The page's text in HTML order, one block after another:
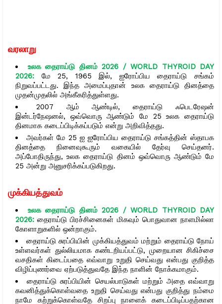
வரலாறு
உலக தைராய்டு தினம் 2026 / WORLD THYROID DAY
2026: மே 25, 1965 இல், ஐரோப்பிய தைராய்டு சங்கம்
நிறுவப்பட்டது. இந்த அமைப்புதான் உலக தைராய்டு தினத்தை
முதன்முதலில் அங்கீகரித்துள்ளது.
2007 ஆம் ஆண்டில், தைராய்டு ஃபெடரேஷன்
இன்டர்நேஷனல், ஒவ்வொரு ஆண்டும் மே 25 உலக தைராய்டு
தினமாக கடைப்பிடிக்கப்படும் என்று அறிவித்தது.
அவர்கள் மே 25 ஐ ஐரோப்பிய தைராய்டு சங்கத்தின் ஸ்தாபக
தினத்தை நினைவுகூரும் வகையில் தேர்வு செய்தனர்.
அப்போதிருந்து, உலக தைராய்டு தினம் ஒவ்வொரு ஆண்டும் மே
25 அன்று அனுசரிக்கப்படுகிறது.
முக்கியத்துவம்
உலக தைராய்டு தினம் 2026 / WORLD THYROID DAY
2026:தைராய்டு பிரச்சினைகள் மிகவும் பொதுவான நாளமில்லா
கோளாறுகளில் ஒன்றாகும்.
தைராய்டு சுரப்பியின் முக்கியத்துவம் மற்றும் தைராய்டு நோய்
உள்ளவர்கள் துல்லியமாக கண்டறியப்பட்டு, முறையான சிகிச்சை
வசதிகள் கிடைப்பதை எவ்வாறு உறுதி செய்வது என்பது குறித்த
விழிப்புணர்வை ஏற்படுத்துவதே இந்த நாளின் நோக்கமாகும்.
தைராய்டு சுரப்பியின் செயல்பாடுகள் மற்றும் அதை எவ்வாறு
கவனித்துக்கொள்வதை உறுதி செய்வது என்பது குறித்து நம்மை
நாமே கற்றுக்கொள்வதே சிறப்பு நாளைக் கடைப்பிடிப்பதற்கான